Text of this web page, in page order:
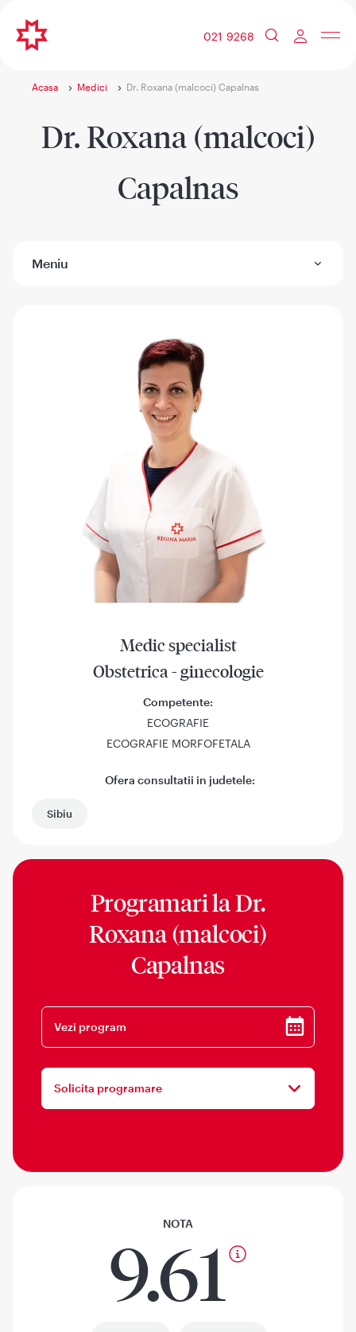
021 9268
Acasa Medici Dr. Roxana (malcoci) Capalnas
Dr. Roxana (malcoci)
Capalnas
Meniu
Medic specialist
Obstetrica - ginecologie
Competente:
ECOGRAFIE
ECOGRAFIE MORFOFETALA
Ofera consultatii in judetele:
Sibiu
Programari laDr.
Roxana (malcoci)
Capalnas
Vezi program
Solicita programare
NOTA
9.61